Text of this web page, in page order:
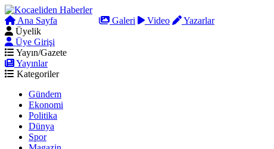
Ana Sayfa Galeri Video
Yazarlar
Üyelik
Üye Girişi
Yayın/Gazete
Yayınlar
Kategoriler
Gündem
Ekonomi
Politika
Dünya
Spor